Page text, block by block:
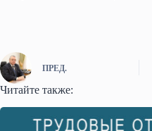
ПРЕД.
Читайте также: